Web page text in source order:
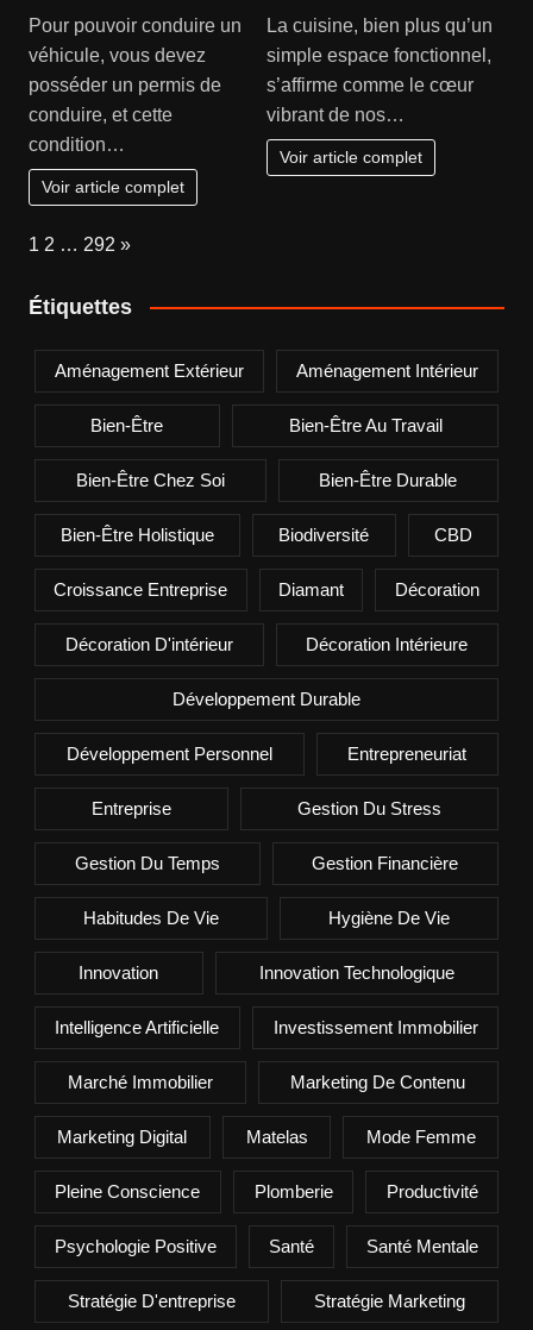
Pour pouvoir conduire un
véhicule, vous devez
posséder un permis de
conduire, et cette
condition…
Voir article complet
La cuisine, bien plus qu’un
simple espace fonctionnel,
s’affirme comme le cœur
vibrant de nos…
Voir article complet
Page:
1 2 … 292 Next
»
Étiquettes
Aménagement Extérieur Aménagement Intérieur
Bien-Être Bien-Être Au Travail
Bien-Être Chez Soi Bien-Être Durable
Bien-Être Holistique Biodiversité CBD
Croissance Entreprise Diamant Décoration
Décoration D'intérieur Décoration Intérieure
Développement Durable
Développement Personnel Entrepreneuriat
Entreprise Gestion Du Stress
Gestion Du Temps Gestion Financière
Habitudes De Vie Hygiène De Vie
Innovation Innovation Technologique
Intelligence Artificielle Investissement Immobilier
Marché Immobilier Marketing De Contenu
Marketing Digital Matelas Mode Femme
Pleine Conscience Plomberie Productivité
Psychologie Positive Santé Santé Mentale
Stratégie D'entreprise Stratégie Marketing